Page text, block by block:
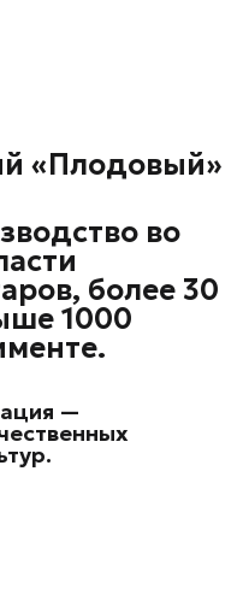
«Плодовый»
во
более 30
1000
—